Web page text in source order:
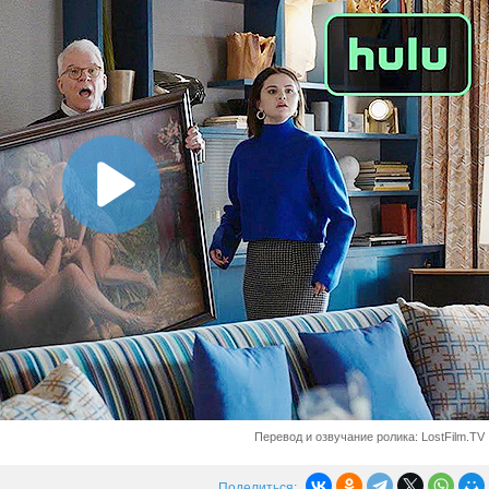
Перевод и озвучание ролика: LostFilm.TV